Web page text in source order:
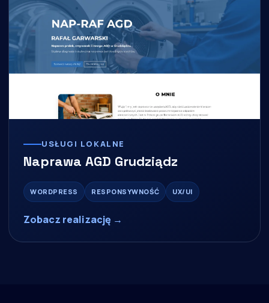
USŁUGI LOKALNE
Naprawa AGD Grudziądz
WORDPRESS RESPONSYWNOŚĆ UX/UI
Zobacz realizację →